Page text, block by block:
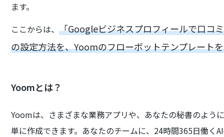
ます。
ここからは、「Googleビジネスプロフィールで口コ
の設定方法を、Yoomのフローボットテンプレート
Yoomとは？
Yoomは、さまざまな業務アプリや、あなたの秘書のよう
単に作成できます。あなたのチームに、24時間365日働く